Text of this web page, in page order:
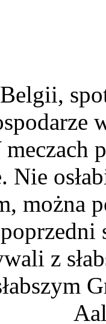
Nie
można
z